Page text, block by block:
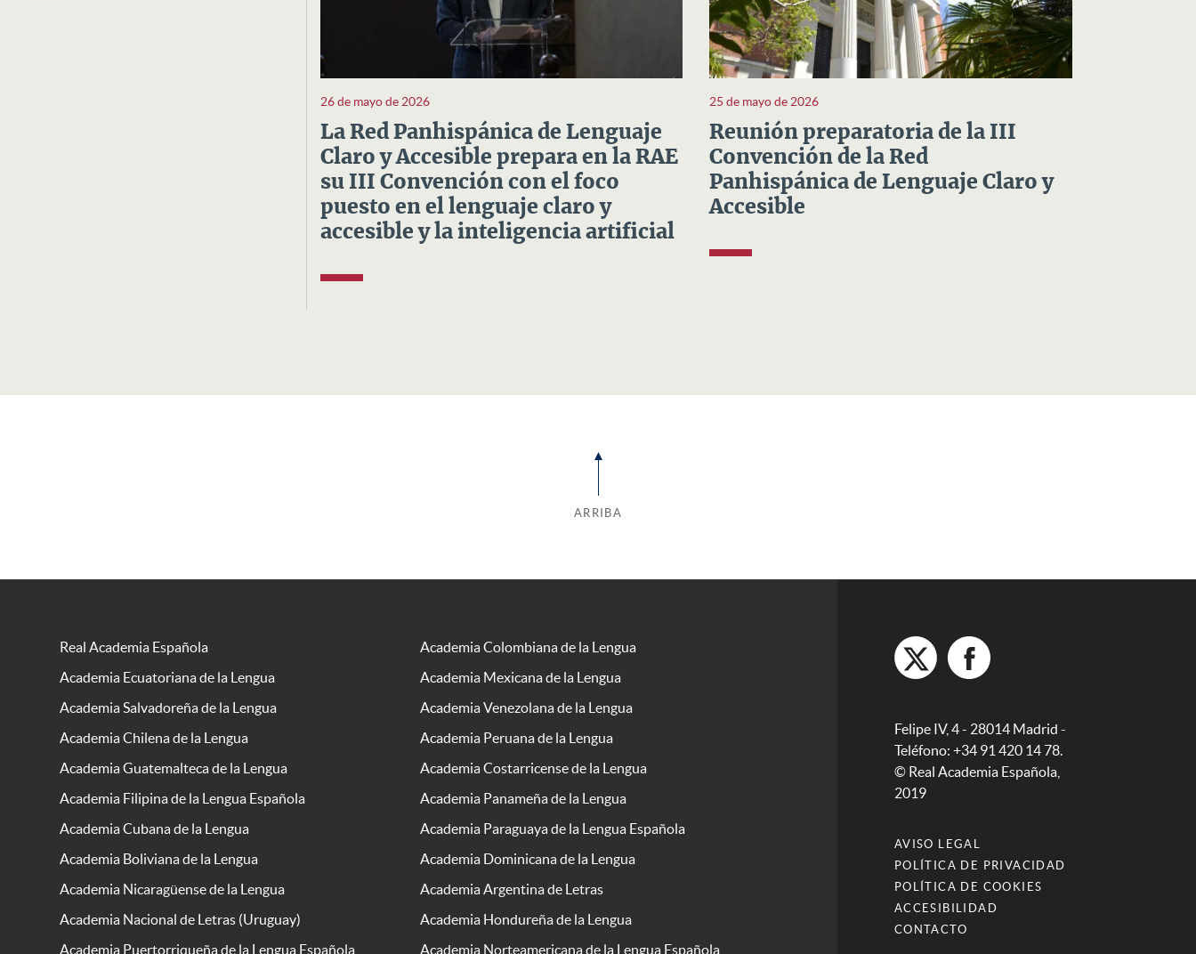
26 de mayo de 2026
La Red Panhispánica de Lenguaje
Claro y Accesible prepara en la RAE
su III Convención con el foco
puesto en el lenguaje claro y
accesible y la inteligencia artificial
25 de mayo de 2026
Reunión preparatoria de la III
Convención de la Red
Panhispánica de Lenguaje Claro y
Accesible
ARRIBA
Real Academia Española
Academia Colombiana de la Lengua
Academia Ecuatoriana de la Lengua
Academia Mexicana de la Lengua
Academia Salvadoreña de la Lengua
Academia Venezolana de la Lengua
Academia Chilena de la Lengua
Academia Peruana de la Lengua
Academia Guatemalteca de la Lengua
Academia Costarricense de la Lengua
Academia Filipina de la Lengua Española
Academia Panameña de la Lengua
Academia Cubana de la Lengua
Academia Paraguaya de la Lengua Española
Academia Boliviana de la Lengua
Academia Dominicana de la Lengua
Academia Nicaragüense de la Lengua
Academia Argentina de Letras
Academia Nacional de Letras (Uruguay)
Academia Hondureña de la Lengua
Academia Puertorriqueña de la Lengua Española
Academia Norteamericana de la Lengua Española
Felipe IV, 4 - 28014 Madrid -
Teléfono: +34 91 420 14 78.
© Real Academia Española,
2019
AVISO LEGAL
POLÍTICA DE PRIVACIDAD
POLÍTICA DE COOKIES
ACCESIBILIDAD
CONTACTO